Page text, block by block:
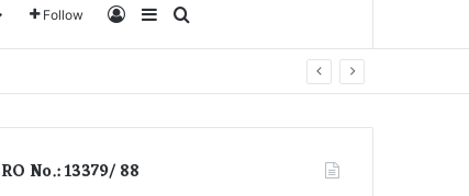
Follow Log InSidebar
RO No.: 13379/ 88